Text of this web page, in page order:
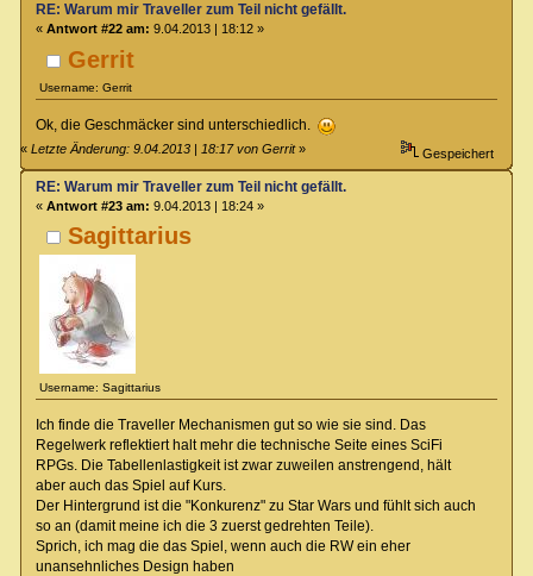
Gerrit
Username: Gerrit
RE: Warum mir Traveller zum Teil nicht gefällt.
« Antwort #22 am: 9.04.2013 | 18:12 »
Ok, die Geschmäcker sind unterschiedlich.
«Letzte Änderung: 9.04.2013 | 18:17 von Gerrit» Gespeichert
Sagittarius
Username: Sagittarius
RE: Warum mir Traveller zum Teil nicht gefällt.
« Antwort #23 am: 9.04.2013 | 18:24 »
Ich finde die Traveller Mechanismen gut so wie sie sind. Das
Regelwerk reflektiert halt mehr die technische Seite eines SciFi
RPGs. Die Tabellenlastigkeit ist zwar zuweilen anstrengend, hält
aber auch das Spiel auf Kurs.
Der Hintergrund ist die "Konkurenz" zu Star Wars und fühlt sich auch
so an (damit meine ich die 3 zuerst gedrehten Teile).
Sprich, ich mag die das Spiel, wenn auch die RW ein eher
unansehnliches Design haben